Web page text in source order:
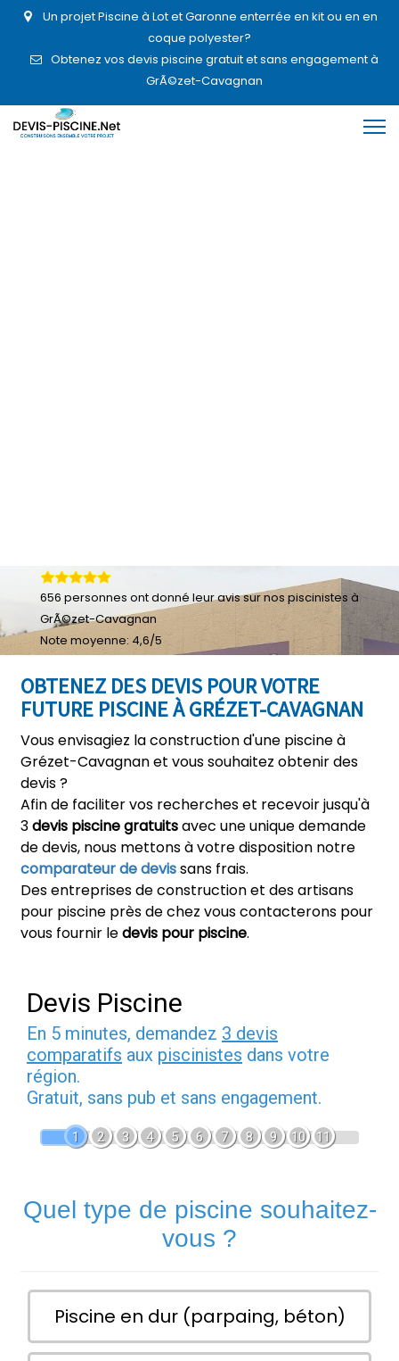
Un projet Piscine à Lot et Garonne enterrée en kit ou en en
coque polyester?
Obtenez vos devis piscine gratuit et sans engagement à
GrÃ©zet-Cavagnan
OBTENEZ DES DEVIS POUR VOTRE
FUTURE PISCINE À GRÉZET-CAVAGNAN
Vous envisagiez la construction d'une piscine à
Grézet-Cavagnan et vous souhaitez obtenir des
devis ?
Afin de faciliter vos recherches et recevoir jusqu'à
3devis piscine gratuitsavec une unique demande
de devis, nous mettons à votre disposition notre
comparateur de devissans frais.
Des entreprises de construction et des artisans
pour piscine près de chez vous contacterons pour
vous fournir ledevis pour piscine.
656 personnes ont donné leuravis sur nos piscinistes à
GrÃ©zet-Cavagnan
Note moyenne: 4,6/5
Devis Piscine
En 5 minutes, demandez 3 devis
comparatifs aux piscinistes dans votre
région.
Gratuit, sans pub et sans engagement.
1 2 3 4 5 6 7 8 9 10 11
Quel type de piscine souhaitez-
vous ?
Piscine en dur (parpaing, béton)